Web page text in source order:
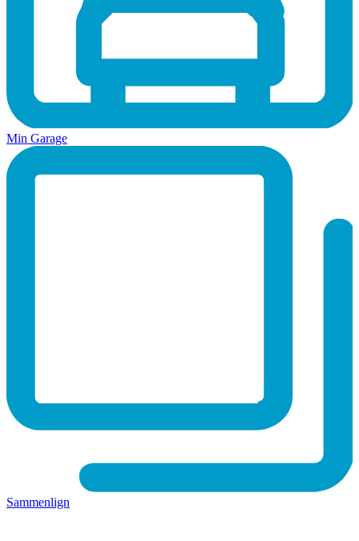
Min Garage
Sammenlign